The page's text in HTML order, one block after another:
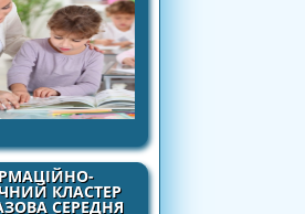
КЛАСТЕР
СЕРЕДНЯ